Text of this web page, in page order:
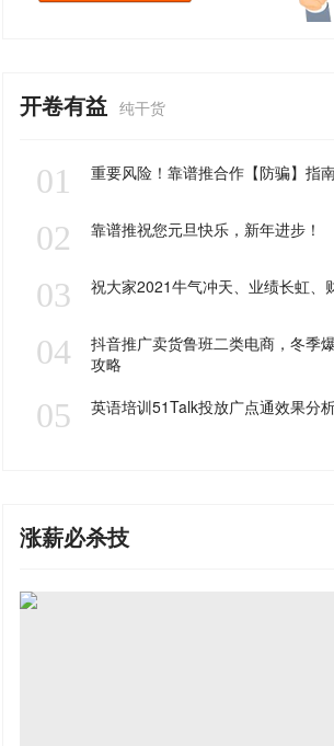
开卷有益 纯干货
01 重要风险！靠谱推合作【防骗】指
02 靠谱推祝您元旦快乐，新年进步！
03 祝大家2021牛气冲天、业绩长虹、
04
抖音推广卖货鲁班二类电商，冬季
攻略
05 英语培训51Talk投放广点通效果分
涨薪必杀技